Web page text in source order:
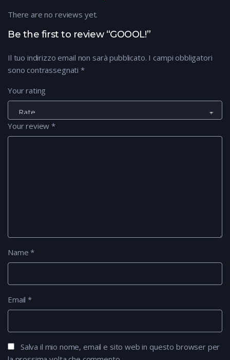
Be the first to review “GOOOL!”
Il tuo indirizzo email non sarà pubblicato. I campi obbligatori
sono contrassegnati *
Your rating
Your review*
Name*
Email*
Salva il mio nome, email e sito web in questo browser per
There are no reviews yet.